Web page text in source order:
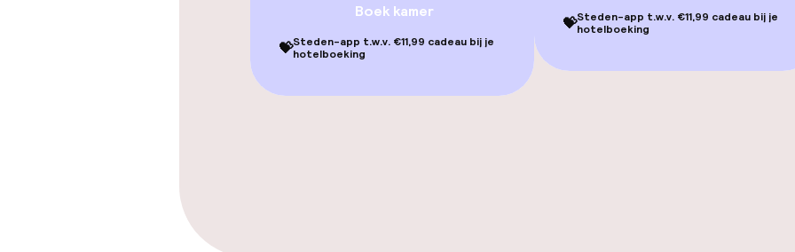
Entertainment
Boek kamer
💝Steden-app t.w.v. €11,99 cadeau bij je
hotelboeking
💝Steden-app t.w.v. €11,99 cadeau bij je
hotelboeking